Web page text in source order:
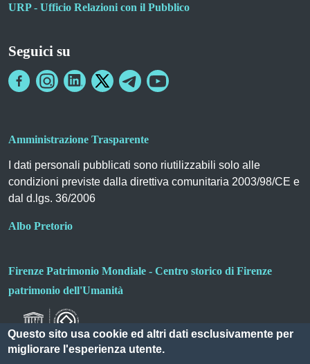
URP - Ufficio Relazioni con il Pubblico
Seguici su
Amministrazione Trasparente
I dati personali pubblicati sono riutilizzabili solo alle
condizioni previste dalla direttiva comunitaria 2003/98/CE e
dal d.lgs. 36/2006
Albo Pretorio
Firenze Patrimonio Mondiale - Centro storico di Firenze
patrimonio dell'Umanità
Questo sito usa cookie ed altri dati esclusivamente per
migliorare l'esperienza utente.